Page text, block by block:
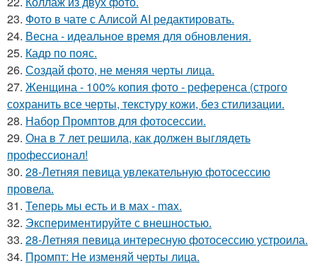
23. Фото в чате с Алисой AI редактировать.
24. Весна - идеальное время для обновления.
25. Кадр по пояс.
26. Создай фото, не меняя черты лица.
27. Женщина - 100% копия фото - референса (строго
сохранить все черты, текстуру кожи, без стилизации.
28. Набор Промптов для фотосессии.
29. Она в 7 лет решила, как должен выглядеть
профессионал!
30. 28-Летняя певица увлекательную фотосессию
провела.
31. Теперь мы есть и в мах - max.
32. Экспериментируйте с внешностью.
33. 28-Летняя певица интересную фотосессию устроила.
34. Промпт: Не изменяй черты лица.